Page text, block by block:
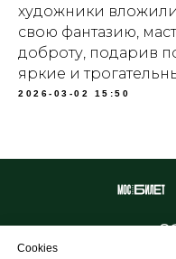
художники
свою фантазию,
доброту, подарив
яркие и
2026-03-02 15:50
Cookies